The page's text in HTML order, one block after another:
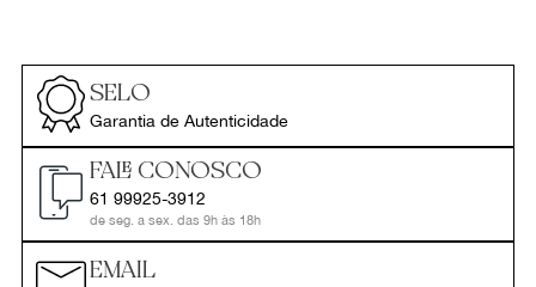
SELO
Garantia de Autenticidade
FALE CONOSCO
61 99925-3912
de seg. a sex. das 9h às 18h
EMAIL